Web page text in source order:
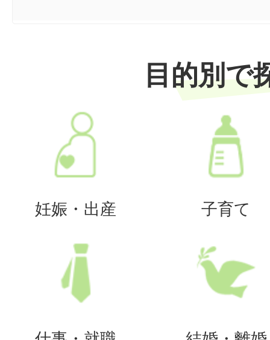
目的別で
妊娠・出産 子育て